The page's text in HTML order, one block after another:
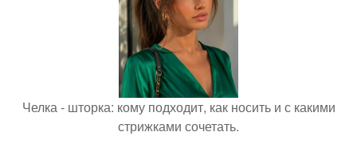
Челка - шторка: кому подходит, как носить и с какими
стрижками сочетать.